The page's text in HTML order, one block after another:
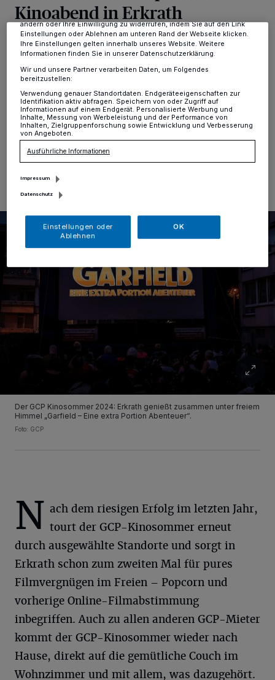
Kinoabend in Erkrath
Hochdahl·Der Sommer Grand City Property steht
wieder ganz im Zeichen des Films: Gestern Abend
konnten die Mieter in der Gretenberger Straße
gemeinsam „Garfield – Eine extra Portion Abenteuer“
unter freiem Himmel genießen und so gemeinsam einen
unvergesslichen Kinoabend erleben.
26.07.2024 , 12:11 Uhr
Der GCP Kinosommer 2024: Erkrath genießt zusammen unter freiem
Himmel „Garfield – Eine extra Portion Abenteuer“.
Foto: GCP
N ach dem riesigen Erfolg im letzten Jahr,
tourt der GCP-Kinosommer erneut
durch ausgewählte Standorte und sorgt in
Erkrath schon zum zweiten Mal für pures
Filmvergnügen im Freien – Popcorn und
vorherige Online-Filmabstimmung
inbegriffen. Auch zu allen anderen GCP-Mieter
kommt der GCP-Kinosommer wieder nach
Hause, direkt auf die gemütliche Couch im
Wohnzimmer und mit allem, was dazugehört.
Anzeigen möglicherweise nicht mehr so relevant für Sie. Sie können
dieses Menü jederzeit wieder aufrufen, um Ihre Einstellungen zu
ändern oder Ihre Einwilligung zu widerrufen, indem Sie auf den Link
Einstellungen oder Ablehnen am unteren Rand der Webseite klicken.
Ihre Einstellungen gelten innerhalb unseres Website. Weitere
Informationen finden Sie in unserer Datenschutzerklärung.
Wir und unsere Partner verarbeiten Daten, um Folgendes
bereitzustellen:
Verwendung genauer Standortdaten. Endgeräteeigenschaften zur
Identifikation aktiv abfragen. Speichern von oder Zugriff auf
Informationen auf einem Endgerät. Personalisierte Werbung und
Inhalte, Messung von Werbeleistung und der Performance von
Inhalten, Zielgruppenforschung sowie Entwicklung und Verbesserung
von Angeboten.
Ausführliche Informationen
Impressum
Datenschutz
Einstellungen oder
Ablehnen
OK